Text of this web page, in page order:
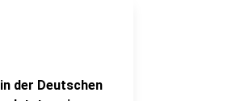
der Deutschen